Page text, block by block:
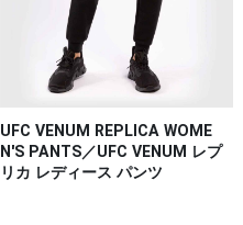
UFC VENUM REPLICA WOME
N'S PANTS／UFC VENUM レプ
リカ レディース パンツ